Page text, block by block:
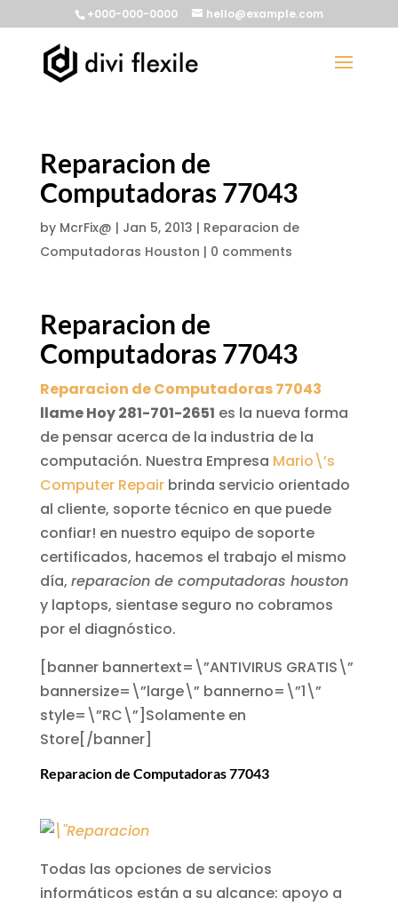
+000-000-0000 hello@example.com
Reparacion de
Computadoras 77043
by McrFix@ | Jan 5, 2013 | Reparacion de
Computadoras Houston | 0 comments
Reparacion de
Computadoras 77043
Reparacion de Computadoras 77043
llame Hoy 281-701-2651 es la nueva forma
de pensar acerca de la industria de la
computación. Nuestra Empresa Mario\’s
Computer Repairbrinda servicio orientado
al cliente, soporte técnico en que puede
confiar! en nuestro equipo de soporte
certificados, hacemos el trabajo el mismo
día, reparacion de computadoras houston
y laptops, sientase seguro no cobramos
por el diagnóstico.
[banner bannertext=\”ANTIVIRUS GRATIS\”
bannersize=\”large\” bannerno=\”1\”
style=\”RC\”]Solamente en
Store[/banner]
Reparacion de Computadoras 77043
Todas las opciones de servicios
informáticos están a su alcance: apoyo a